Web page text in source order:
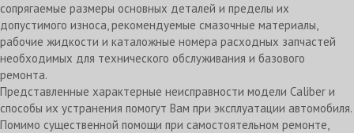
сопрягаемые размеры основных деталей и пределы их
допустимого износа, рекомендуемые смазочные материалы,
рабочие жидкости и каталожные номера расходных запчастей
необходимых для технического обслуживания и базового
ремонта.
Представленные характерные неисправности модели Caliber и
способы их устранения помогут Вам при эксплуатации автомобиля.
Помимо существенной помощи при самостоятельном ремонте,